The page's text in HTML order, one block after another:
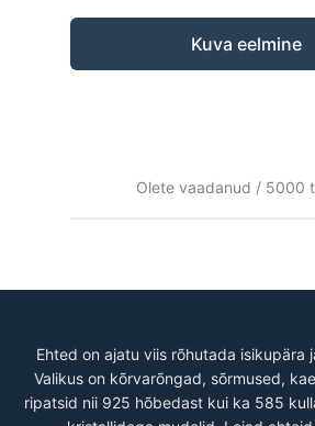
Ehted on ajatu viis rõhutada isikupära
Valikus on kõrvarõngad, sõrmused,
ripatsid nii 925 hõbedast kui ka 585
Tooted
Kuva eelmine
Olete vaadanud / 5000